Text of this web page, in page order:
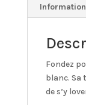
Fondez
blanc. Sa
de s’y